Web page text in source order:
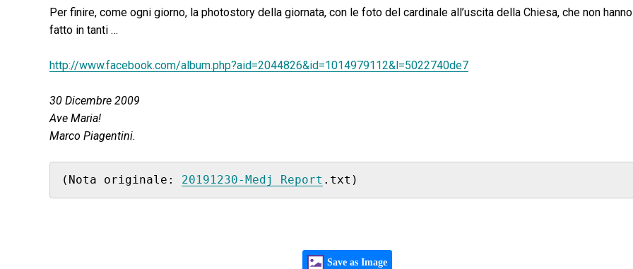
Per finire, come ogni giorno, la photostory della giornata, con le foto del cardinale all’uscita della Chiesa, che non hanno
fatto in tanti …
http://www.facebook.com/album.php?aid=2044826&id=1014979112&l=5022740de7
30 Dicembre 2009
Ave Maria!
Marco Piagentini.
(Nota originale: 20191230-Medj_Report .txt)
Save as Image